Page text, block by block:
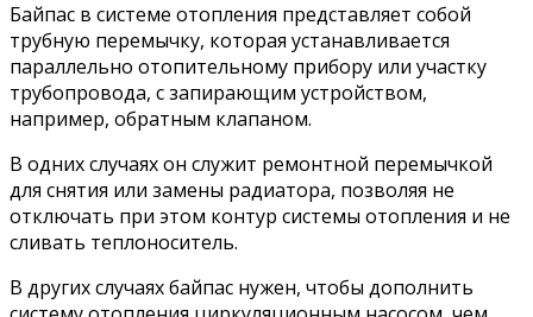
Байпас в системе отопления представляет собой
трубную перемычку, которая устанавливается
параллельно отопительному прибору или участку
трубопровода, с запирающим устройством,
например, обратным клапаном.
В одних случаях он служит ремонтной перемычкой
для снятия или замены радиатора, позволяя не
отключать при этом контур системы отопления и не
сливать теплоноситель.
В других случаях байпас нужен, чтобы дополнить